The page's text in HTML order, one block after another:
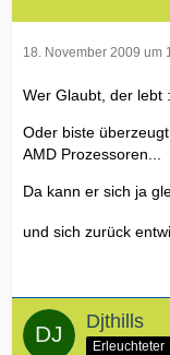
18. November 2009 um
Wer Glaubt, der lebt
Oder biste
AMD Prozessoren...
Da kann er sich ja
und sich zurück
Djthills
Erleuchteter